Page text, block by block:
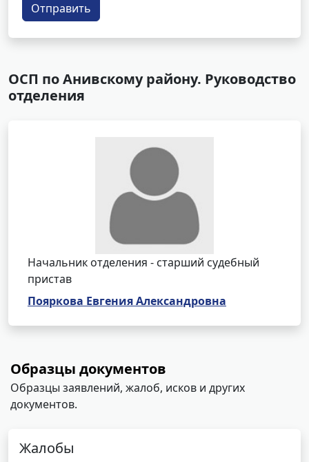
Отправить
ОСП по Анивскому району. Руководство
отделения
Начальник отделения - старший судебный
пристав
Пояркова Евгения Александровна
Образцы документов
Образцы заявлений, жалоб, исков и других
документов.
Жалобы